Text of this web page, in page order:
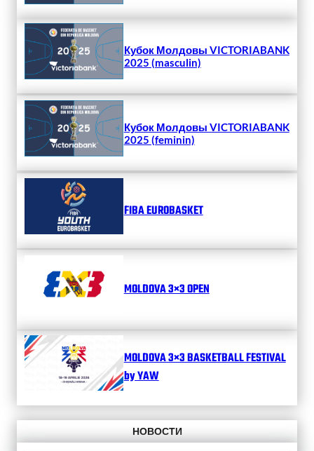
Кубок Молдовы VICTORIABANK
2025 (masculin)
Кубок Молдовы VICTORIABANK
2025 (feminin)
FIBA EUROBASKET
MOLDOVA 3×3 OPEN
MOLDOVA 3×3 BASKETBALL FESTIVAL
by YAW
НОВОСТИ